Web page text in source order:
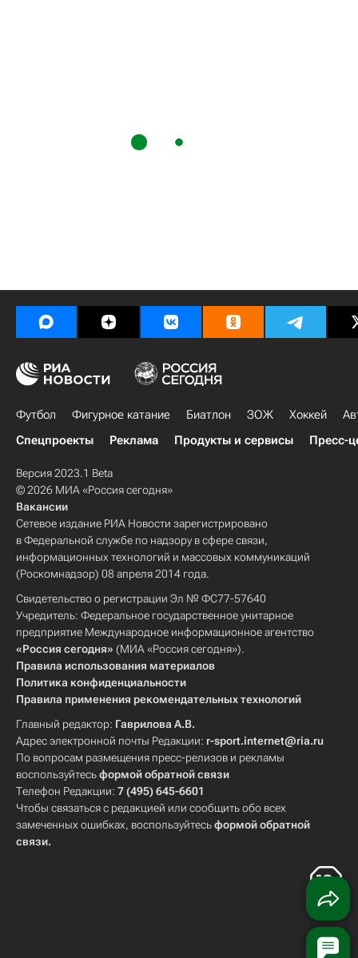
Футбол Фигурное катание Биатлон ЗОЖ Хоккей
Спецпроекты
Реклама Продукты и сервисы Пресс-
Версия 2023.1 Beta
© 2026 МИА «Россия сегодня»
Вакансии
Сетевое издание РИА Новости зарегистрировано
в Федеральной службе по надзору в сфере связи,
информационных технологий и массовых коммуникаций
(Роскомнадзор) 08 апреля 2014 года.
Свидетельство о регистрации Эл № ФС77-57640
Учредитель: Федеральное государственное унитарное
предприятие Международное информационное агентство
«Россия сегодня» (МИА «Россия сегодня»).
Правила использования материалов
Политика конфиденциальности
Правила применения рекомендательных технологий
Главный редактор: Гаврилова А.В.
Адрес электронной почты Редакции: r-sport.internet@ria.ru
По вопросам размещения пресс-релизов и рекламы
воспользуйтесьформой обратной связи
Телефон Редакции: 7 (495) 645-6601
Чтобы связаться с редакцией или сообщить обо всех
замеченных ошибках, воспользуйтесьформой обратной
связи.